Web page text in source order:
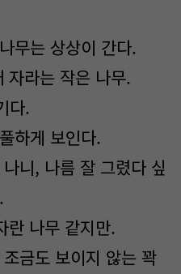
무는 상상이 간다.
자라는 작은 나무.
다.
하게 보인다.
니, 나름 잘 그렸다 싶
란 나무 같지만.
금도 보이지 않는 꽉